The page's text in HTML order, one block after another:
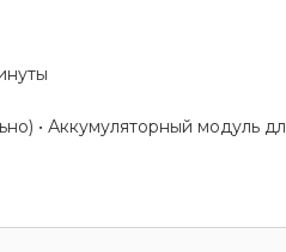
• Аккумуляторный модуль